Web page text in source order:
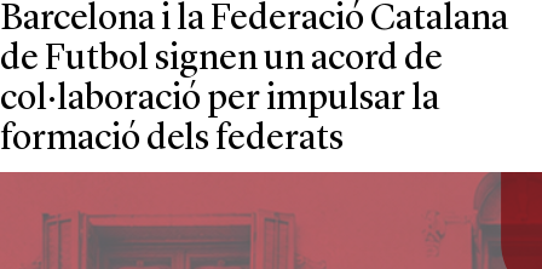
Barcelona i la Federació Catalana
de Futbol signen un acord de
col·laboració per impulsar la
formació dels federats